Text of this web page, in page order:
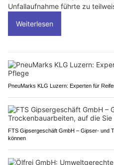
Unfallaufnahme führte zu
Weiterlesen
PneuMarks KLG Luzern: Experten für
FTS Gipsergeschäft GmbH – Gipser- und
können